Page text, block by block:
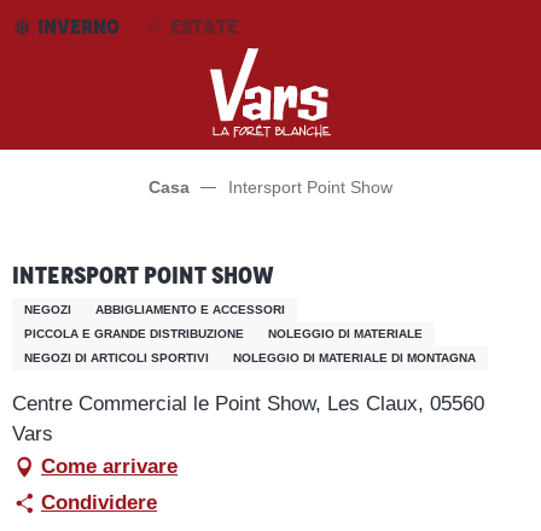
AllerINVERNO ESTATE
Casa Intersport Point Show
Intersport Point Show
NEGOZI
ABBIGLIAMENTO E ACCESSORI
PICCOLA E GRANDE DISTRIBUZIONE
NOLEGGIO DI MATERIALE
NEGOZI DI ARTICOLI SPORTIVI
NOLEGGIO DI MATERIALE DI MONTAGNA
Centre Commercial le Point Show, Les Claux, 05560
Vars
Come arrivare
Condividere